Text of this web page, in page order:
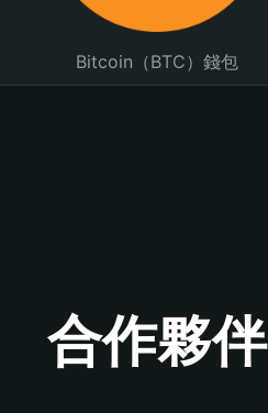
Bitcoin（BTC）錢包
合作夥伴